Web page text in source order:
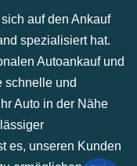
auf den Ankauf
spezialisiert hat.
Autoankauf und
schnelle und
Auto in der Nähe
es, unseren Kunden